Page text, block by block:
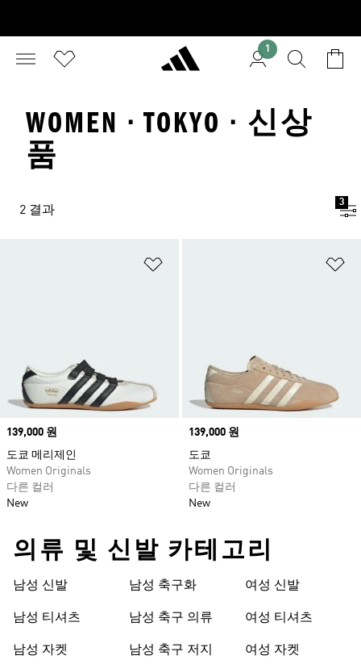
1
WOMEN · TOKYO · 신상
품
2 결과
3
Price
139,000 원
도쿄 메리제인
Women Originals
다른 컬러
New
Price
139,000 원
도쿄
Women Originals
다른 컬러
New
의류 및 신발 카테고리
남성 신발
남성 티셔츠
남성 자켓
남성 축구화
남성 축구 의류
남성 축구 저지
여성 신발
여성 티셔츠
여성 자켓